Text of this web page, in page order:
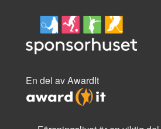
En del av AwardIt